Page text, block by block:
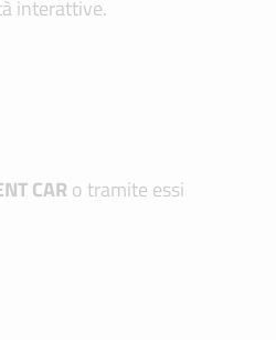
interattive.
CAR o tramite essi